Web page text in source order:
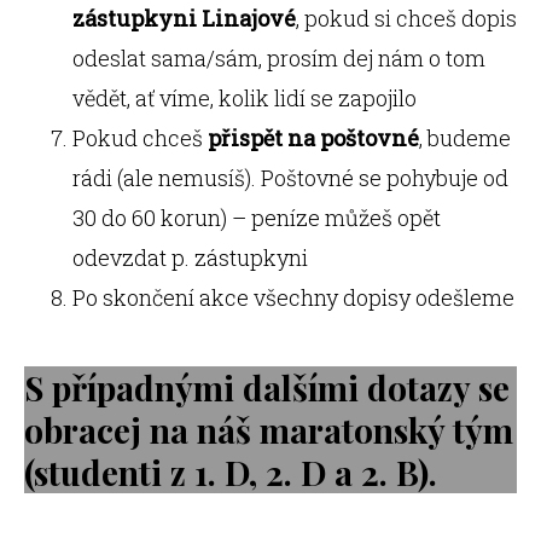
zástupkyni Linajové, pokud si chceš dopis
odeslat sama/sám, prosím dej nám o tom
vědět, ať víme, kolik lidí se zapojilo
Pokud chceš přispět na poštovné, budeme
rádi (ale nemusíš). Poštovné se pohybuje od
30 do 60 korun) – peníze můžeš opět
odevzdat p. zástupkyni
Po skončení akce všechny dopisy odešleme
S případnými dalšími dotazy se
obracej nanáš maratonský tým
(studenti z 1. D, 2. D a 2. B).